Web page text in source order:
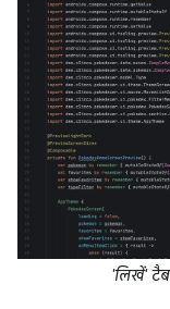
'लिखें' टैब